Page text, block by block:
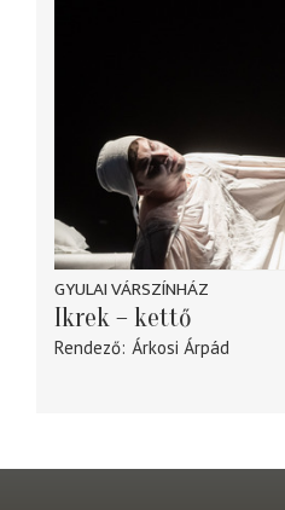
GYULAI VÁRSZÍNHÁZ
Ikrek – kettő
Rendező Árkosi Árpád